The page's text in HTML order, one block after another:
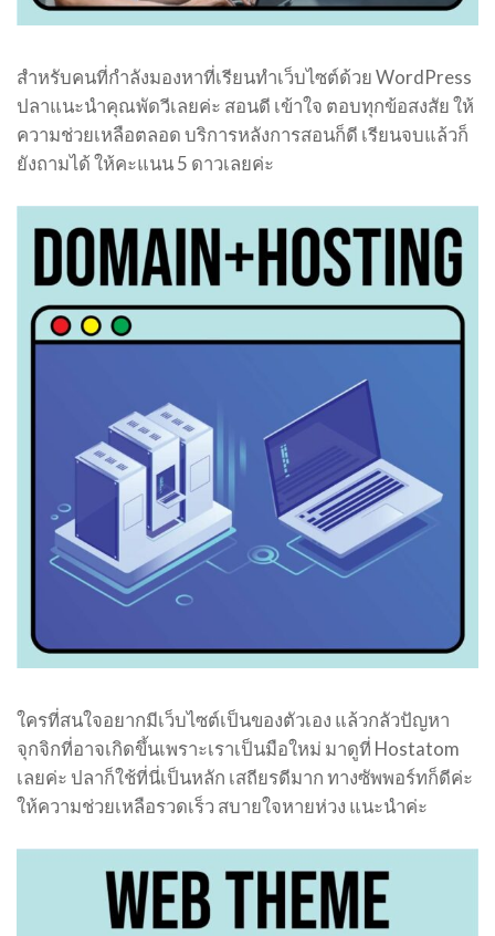
สำหรับคนที่กำลังมองหาที่เรียนทำเว็บไซต์ด้วย WordPress
ปลาแนะนำคุณพัดวีเลยค่ะ สอนดี เข้าใจ ตอบทุกข้อสงสัย ให้
ความช่วยเหลือตลอด บริการหลังการสอนก็ดี เรียนจบแล้วก็
ยังถามได้ ให้คะแนน 5 ดาวเลยค่ะ
ใครที่สนใจอยากมีเว็บไซต์เป็นของตัวเอง แล้วกลัวปัญหา
จุกจิกที่อาจเกิดขึ้นเพราะเราเป็นมือใหม่ มาดูที่ Hostatom
เลยค่ะ ปลาก็ใช้ที่นี่เป็นหลัก เสถียรดีมาก ทางซัพพอร์ทก็ดีค่ะ
ให้ความช่วยเหลือรวดเร็ว สบายใจหายห่วง แนะนำค่ะ